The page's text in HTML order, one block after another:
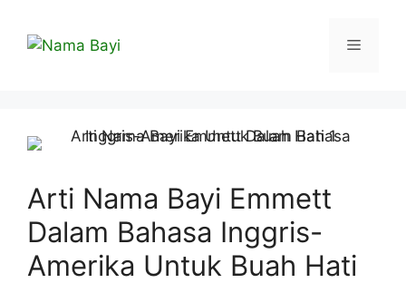
Menu
Arti Nama Bayi Emmett
Dalam Bahasa Inggris-
Amerika Untuk Buah Hati